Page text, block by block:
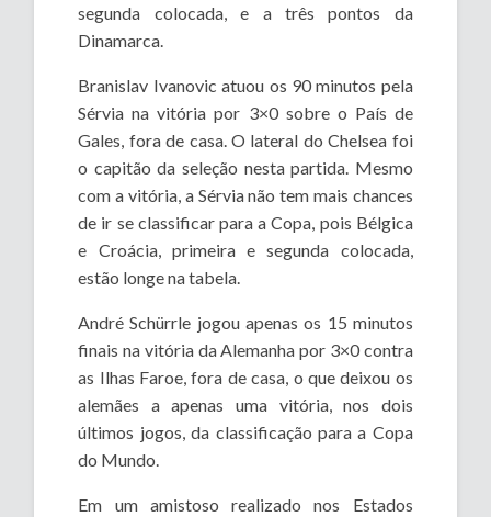
segunda colocada, e a três pontos da
Dinamarca.
Branislav Ivanovic atuou os 90 minutos pela
Sérvia na vitória por 3×0 sobre o País de
Gales, fora de casa. O lateral do Chelsea foi
o capitão da seleção nesta partida. Mesmo
com a vitória, a Sérvia não tem mais chances
de ir se classificar para a Copa, pois Bélgica
e Croácia, primeira e segunda colocada,
estão longe na tabela.
André Schürrle jogou apenas os 15 minutos
finais na vitória da Alemanha por 3×0 contra
as Ilhas Faroe, fora de casa, o que deixou os
alemães a apenas uma vitória, nos dois
últimos jogos, da classificação para a Copa
do Mundo.
Em um amistoso realizado nos Estados